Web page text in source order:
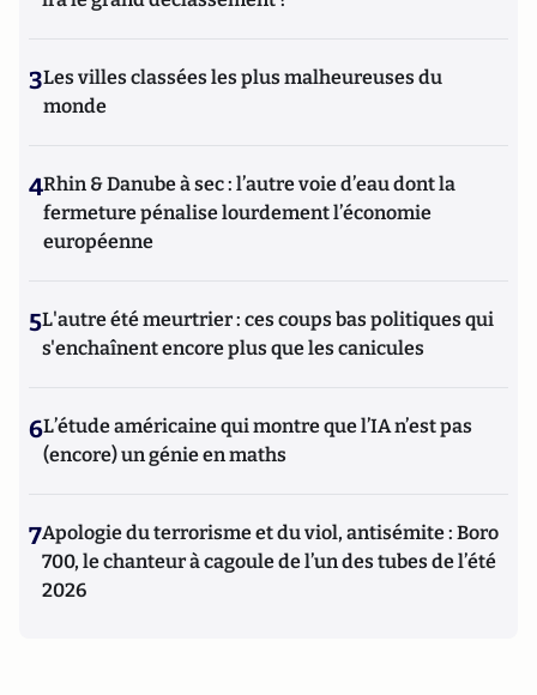
3Les villes classées les plus malheureuses du
monde
4Rhin & Danube à sec : l’autre voie d’eau dont la
fermeture pénalise lourdement l’économie
européenne
5L'autre été meurtrier : ces coups bas politiques qui
s'enchaînent encore plus que les canicules
6L’étude américaine qui montre que l’IA n’est pas
(encore) un génie en maths
7Apologie du terrorisme et du viol, antisémite : Boro
700, le chanteur à cagoule de l’un des tubes de l’été
2026